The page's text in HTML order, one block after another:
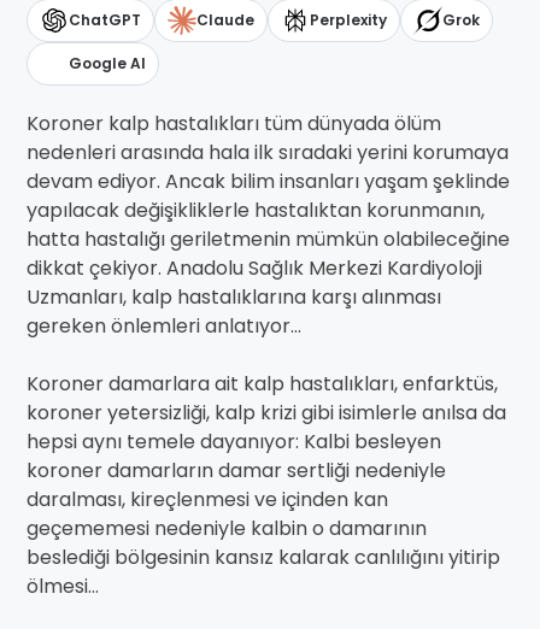
ChatGPT Claude Perplexity Grok
Google AI
Koroner kalp hastalıkları tüm dünyada ölüm
nedenleri arasında hala ilk sıradaki yerini korumaya
devam ediyor. Ancak bilim insanları yaşam şeklinde
yapılacak değişikliklerle hastalıktan korunmanın,
hatta hastalığı geriletmenin mümkün olabileceğine
dikkat çekiyor. Anadolu Sağlık Merkezi Kardiyoloji
Uzmanları, kalp hastalıklarına karşı alınması
gereken önlemleri anlatıyor…
Koroner damarlara ait kalp hastalıkları, enfarktüs,
koroner yetersizliği, kalp krizi gibi isimlerle anılsa da
hepsi aynı temele dayanıyor: Kalbi besleyen
koroner damarların damar sertliği nedeniyle
daralması, kireçlenmesi ve içinden kan
geçememesi nedeniyle kalbin o damarının
beslediği bölgesinin kansız kalarak canlılığını yitirip
ölmesi…